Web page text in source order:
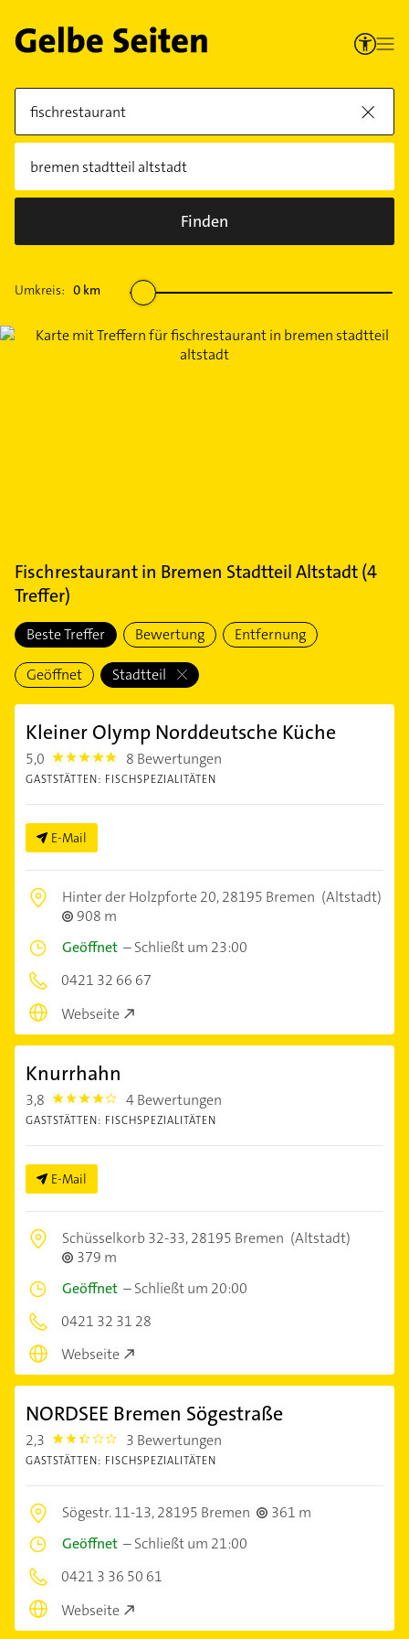
Finden
Umkreis: 0 km
Fischrestaurantin Bremen Stadtteil Altstadt(4
Treffer)
Beste Treffer Bewertung Entfernung
Geöffnet Stadtteil
Kleiner Olymp Norddeutsche Küche
5,0 5.0 8 Bewertungen
GASTSTÄTTEN: FISCHSPEZIALITÄTEN
E-Mail
Hinter der Holzpforte 20,28195 Bremen (Altstadt)
908 m
Geöffnet –Schließt um 23:00
0421 32 66 67
Webseite
Knurrhahn
3,8 3.8 4 Bewertungen
GASTSTÄTTEN: FISCHSPEZIALITÄTEN
E-Mail
Schüsselkorb 32-33,28195 Bremen (Altstadt)
379 m
Geöffnet –Schließt um 20:00
0421 32 31 28
Webseite
NORDSEE Bremen Sögestraße
2,3 2.3 3 Bewertungen
GASTSTÄTTEN: FISCHSPEZIALITÄTEN
Sögestr. 11-13,28195 Bremen
361 m
Geöffnet –Schließt um 21:00
0421 3 36 50 61
Webseite